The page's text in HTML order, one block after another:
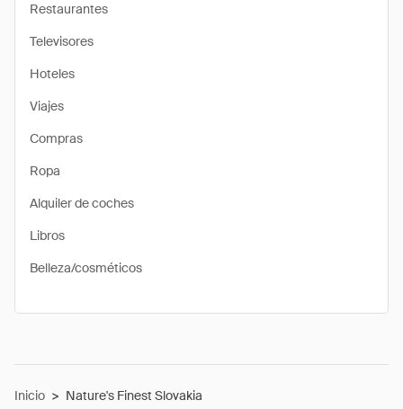
Restaurantes
Televisores
Hoteles
Viajes
Compras
Ropa
Alquiler de coches
Libros
Belleza/cosméticos
Inicio > Nature's Finest Slovakia